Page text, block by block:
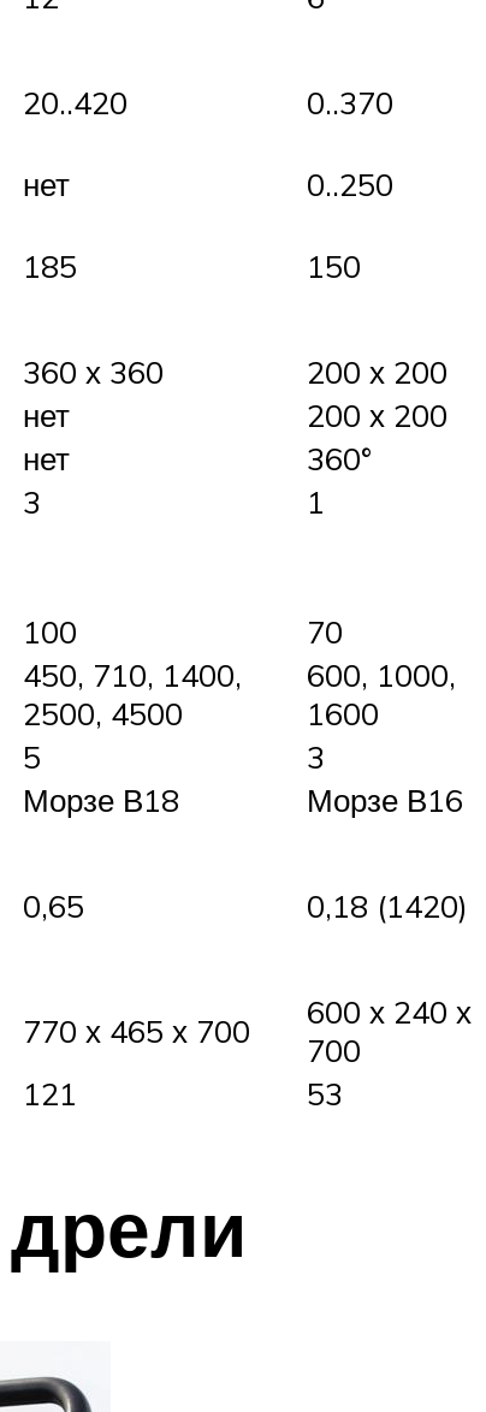
20..420
0..370
нет
0..250
185
150
360 х 360
200 х 200
нет
200 х 200
нет
360°
3
1
100
70
450, 710, 1400,
2500, 4500
600, 1000,
1600
5
3
Морзе В18
Морзе В16
0,65
0,18 (1420)
770 х 465 х 700
600 х 240 х
700
121 53